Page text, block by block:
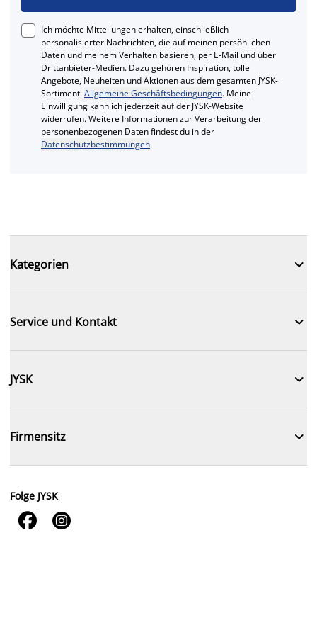
Ich möchte Mitteilungen erhalten, einschließlich
personalisierter Nachrichten, die auf meinen persönlichen
Daten und meinem Verhalten basieren, per E-Mail und über
Drittanbieter-Medien. Dazu gehören Inspiration, tolle
Angebote, Neuheiten und Aktionen aus dem gesamten JYSK-
Sortiment.Allgemeine Geschäftsbedingungen. Meine
Einwilligung kann ich jederzeit auf der JYSK-Website
widerrufen. Weitere Informationen zur Verarbeitung der
personenbezogenen Daten findest du in der
Datenschutzbestimmungen.
Kategorien 
Service und Kontakt 
JYSK 
Firmensitz 
Folge JYSK
 